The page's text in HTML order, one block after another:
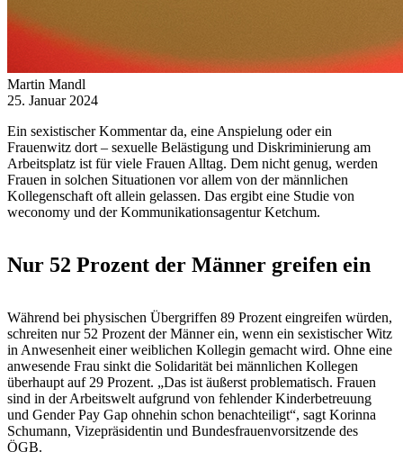
Martin Mandl
25. Januar 2024
Ein sexistischer Kommentar da, eine Anspielung oder ein
Frauenwitz dort – sexuelle Belästigung und Diskriminierung am
Arbeitsplatz ist für viele Frauen Alltag. Dem nicht genug, werden
Frauen in solchen Situationen vor allem von der männlichen
Kollegenschaft oft allein gelassen. Das ergibt eine Studie von
weconomy und der Kommunikationsagentur Ketchum.
Nur 52 Prozent der Männer greifen ein
Während bei physischen Übergriffen 89 Prozent eingreifen würden,
schreiten nur 52 Prozent der Männer ein, wenn ein sexistischer Witz
in Anwesenheit einer weiblichen Kollegin gemacht wird. Ohne eine
anwesende Frau sinkt die Solidarität bei männlichen Kollegen
überhaupt auf 29 Prozent. „Das ist äußerst problematisch. Frauen
sind in der Arbeitswelt aufgrund von fehlender Kinderbetreuung
und Gender Pay Gap ohnehin schon benachteiligt“, sagt Korinna
Schumann, Vizepräsidentin und Bundesfrauenvorsitzende des
ÖGB.